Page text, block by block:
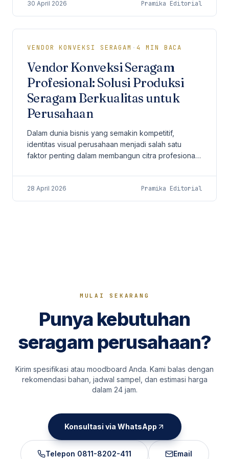
30 April 2026 Pramika Editorial
VENDOR KONVEKSI SERAGAM ·4 MIN BACA
Vendor Konveksi Seragam
Profesional: Solusi Produksi
Seragam Berkualitas untuk
Perusahaan
Dalam dunia bisnis yang semakin kompetitif,
identitas visual perusahaan menjadi salah satu
faktor penting dalam membangun citra profesional.
sederhana...
28 April 2026 Pramika Editorial
MULAI SEKARANG
Punya kebutuhan
seragam perusahaan?
Kirim spesifikasi atau moodboard Anda. Kami balas dengan
rekomendasi bahan, jadwal sampel, dan estimasi harga
dalam 24 jam.
Konsultasi via WhatsApp
Telepon 0811-8202-411 Email